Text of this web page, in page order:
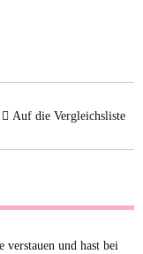
Auf die Vergleichsliste
verstauen und hast bei